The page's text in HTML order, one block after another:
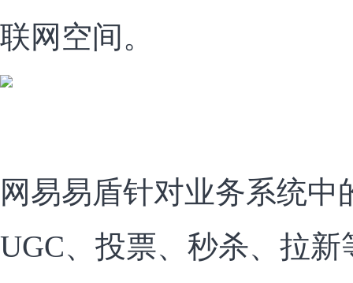
联网空间。
网易易盾针对业务系统中
UGC、投票、秒杀、拉